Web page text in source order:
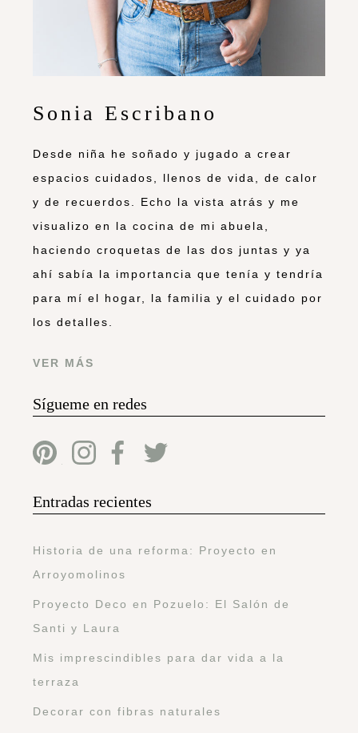
Sonia Escribano
Desde niña he soñado y jugado a crear
espacios cuidados, llenos de vida, de calor
y de recuerdos. Echo la vista atrás y me
visualizo en la cocina de mi abuela,
haciendo croquetas de las dos juntas y ya
ahí sabía la importancia que tenía y tendría
para mí el hogar, la familia y el cuidado por
los detalles.
VER MÁS
Sígueme en redes
Entradas recientes
Historia de una reforma: Proyecto en
Arroyomolinos
Proyecto Deco en Pozuelo: El Salón de
Santi y Laura
Mis imprescindibles para dar vida a la
terraza
Decorar con fibras naturales